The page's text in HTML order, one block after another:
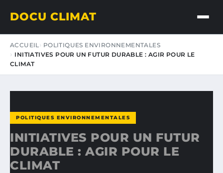
DOCU CLIMAT
ACCUEIL
POLITIQUES ENVIRONNEMENTALES
INITIATIVES POUR UN FUTUR DURABLE : AGIR POUR LE
CLIMAT
POLITIQUES ENVIRONNEMENTALES
INITIATIVES POUR UN FUTUR
DURABLE : AGIR POUR LE
CLIMAT